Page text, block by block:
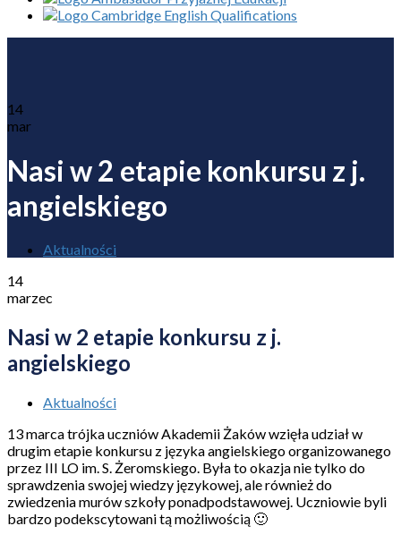
14
mar
Nasi w 2 etapie konkursu z j.
angielskiego
Aktualności
14
marzec
Nasi w 2 etapie konkursu z j.
angielskiego
Aktualności
13 marca trójka uczniów Akademii Żaków wzięła udział w
drugim etapie konkursu z języka angielskiego organizowanego
przez III LO im. S. Żeromskiego. Była to okazja nie tylko do
sprawdzenia swojej wiedzy językowej, ale również do
zwiedzenia murów szkoły ponadpodstawowej. Uczniowie byli
bardzo podekscytowani tą możliwością 🙂